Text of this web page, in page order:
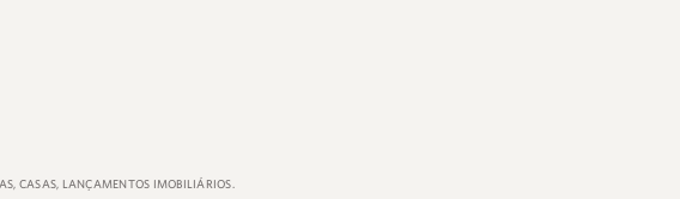
CASAS, LANÇAMENTOS IMOBILIÁRIOS.